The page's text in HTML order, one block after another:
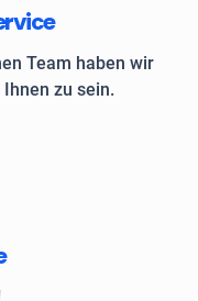
Team haben wir
zu sein.